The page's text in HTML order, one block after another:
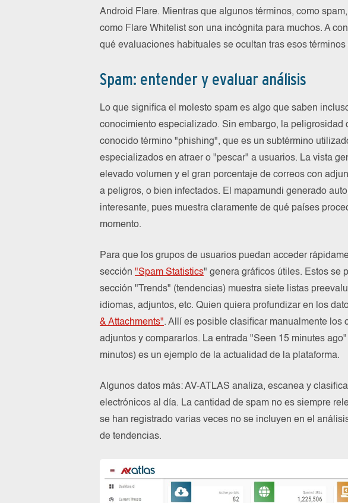
Android Flare. Mientras que algunos términos, como
como Flare Whitelist son una incógnita para muchos. A
qué evaluaciones habituales se ocultan tras esos
Spam: entender y evaluar análisis
Lo que significa el molesto spam es algo que saben
conocimiento especializado. Sin embargo, la peligrosidad
conocido término "phishing", que es un subtérmino
especializados en atraer o "pescar" a usuarios. La vista
elevado volumen y el gran porcentaje de correos con
a peligros, o bien infectados. El mapamundi generado
interesante, pues muestra claramente de qué países
momento.
Para que los grupos de usuarios puedan acceder
sección "Spam Statistics" genera gráficos útiles. Estos se
sección "Trends" (tendencias) muestra siete listas
idiomas, adjuntos, etc. Quien quiera profundizar en los
& Attachments". Allí es posible clasificar manualmente los
adjuntos y compararlos. La entrada "Seen 15 minutes
minutos) es un ejemplo de la actualidad de la plataforma.
Algunos datos más: AV-ATLAS analiza, escanea y
electrónicos al día. La cantidad de spam no es siempre
se han registrado varias veces no se incluyen en el
de tendencias.